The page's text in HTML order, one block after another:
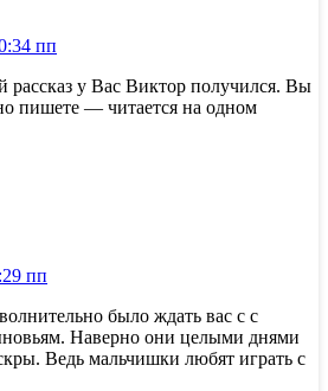
пп
рассказ у Вас Виктор получился. Вы
пишете — читается на одном
пп
было ждать вас с с
Наверно они целыми днями
Ведь мальчишки любят играть с